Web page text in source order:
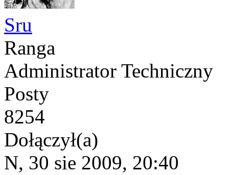
Sru
Ranga
Administrator Techniczny
Posty
8254
Dołączył(a)
N, 30 sie 2009, 20:40